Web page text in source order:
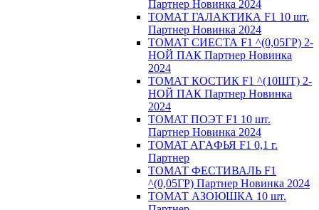
Партнер Новинка 2024
ТОМАТ ГАЛАКТИКА F1 10 шт.
Партнер Новинка 2024
ТОМАТ СИЕСТА F1 ^(0,05ГР) 2-
НОЙ ПАК Партнер Новинка
2024
ТОМАТ КОСТИК F1 ^(10ШТ) 2-
НОЙ ПАК Партнер Новинка
2024
TOMAT ПOЭT F1 10 шт.
Пapтнeр Новинка 2024
TOMAT AГAФЬЯ F1 0,1 г.
Пapтнep
ТОМАТ ФЕСТИВАЛЬ F1
^(0,05ГР) Партнер Новинка 2024
ТОМАТ АЗОЮШКА 10 шт.